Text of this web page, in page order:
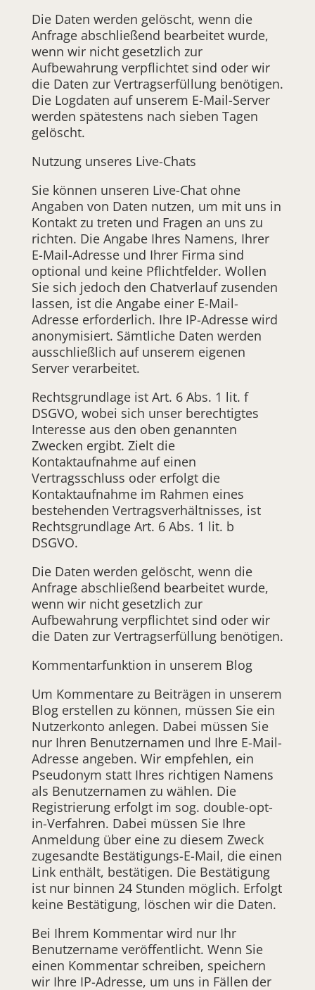
Die Daten werden gelöscht, wenn die
Anfrage abschließend bearbeitet wurde,
wenn wir nicht gesetzlich zur
Aufbewahrung verpflichtet sind oder wir
die Daten zur Vertragserfüllung benötigen.
Die Logdaten auf unserem E-Mail-Server
werden spätestens nach sieben Tagen
gelöscht.
Nutzung unseres Live-Chats
Sie können unseren Live-Chat ohne
Angaben von Daten nutzen, um mit uns in
Kontakt zu treten und Fragen an uns zu
richten. Die Angabe Ihres Namens, Ihrer
E-Mail-Adresse und Ihrer Firma sind
optional und keine Pflichtfelder. Wollen
Sie sich jedoch den Chatverlauf zusenden
lassen, ist die Angabe einer E-Mail-
Adresse erforderlich. Ihre IP-Adresse wird
anonymisiert. Sämtliche Daten werden
ausschließlich auf unserem eigenen
Server verarbeitet.
Rechtsgrundlage ist Art. 6 Abs. 1 lit. f
DSGVO, wobei sich unser berechtigtes
Interesse aus den oben genannten
Zwecken ergibt. Zielt die
Kontaktaufnahme auf einen
Vertragsschluss oder erfolgt die
Kontaktaufnahme im Rahmen eines
bestehenden Vertragsverhältnisses, ist
Rechtsgrundlage Art. 6 Abs. 1 lit. b
DSGVO.
Die Daten werden gelöscht, wenn die
Anfrage abschließend bearbeitet wurde,
wenn wir nicht gesetzlich zur
Aufbewahrung verpflichtet sind oder wir
die Daten zur Vertragserfüllung benötigen.
Kommentarfunktion in unserem Blog
Um Kommentare zu Beiträgen in unserem
Blog erstellen zu können, müssen Sie ein
Nutzerkonto anlegen. Dabei müssen Sie
nur Ihren Benutzernamen und Ihre E-Mail-
Adresse angeben. Wir empfehlen, ein
Pseudonym statt Ihres richtigen Namens
als Benutzernamen zu wählen. Die
Registrierung erfolgt im sog. double-opt-
in-Verfahren. Dabei müssen Sie Ihre
Anmeldung über eine zu diesem Zweck
zugesandte Bestätigungs-E-Mail, die einen
Link enthält, bestätigen. Die Bestätigung
ist nur binnen 24 Stunden möglich. Erfolgt
keine Bestätigung, löschen wir die Daten.
Bei Ihrem Kommentar wird nur Ihr
Benutzername veröffentlicht. Wenn Sie
einen Kommentar schreiben, speichern
wir Ihre IP-Adresse, um uns in Fällen der